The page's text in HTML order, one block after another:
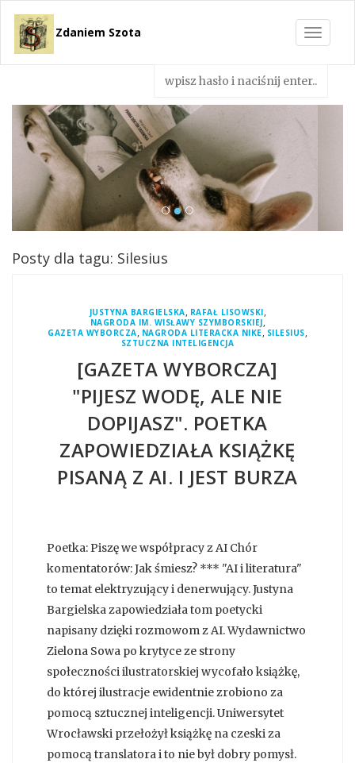
Toggle
Zdaniem Szota
Posty dla tagu: Silesius
JUSTYNA BARGIELSKA, RAFAŁ LISOWSKI,
NAGRODA IM. WISŁAWY SZYMBORSKIEJ,
GAZETA WYBORCZA, NAGRODA LITERACKA NIKE, SILESIUS,
SZTUCZNA INTELIGENCJA
[GAZETA WYBORCZA]
"PIJESZ WODĘ, ALE NIE
DOPIJASZ". POETKA
ZAPOWIEDZIAŁA KSIĄŻKĘ
PISANĄ Z AI. I JEST BURZA
Poetka: Piszę we współpracy z AI Chór
komentatorów: Jak śmiesz? *** "AI i literatura"
to temat elektryzujący i denerwujący. Justyna
Bargielska zapowiedziała tom poetycki
napisany dzięki rozmowom z AI. Wydawnictwo
Zielona Sowa po krytyce ze strony
społeczności ilustratorskiej wycofało książkę,
do której ilustracje ewidentnie zrobiono za
pomocą sztucznej inteligencji. Uniwersytet
Wrocławski przełożył książkę na czeski za
pomocą translatora i to nie był dobry pomysł.